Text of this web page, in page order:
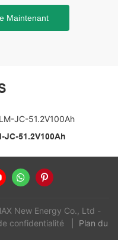
Maintenant
JC-51.2V100Ah
New Energy Co., Ltd -
confidentialité
Plan du